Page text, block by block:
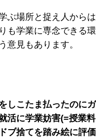
ぶ場所と捉え人から
も学業に専念できる環
意見もあります。
しこたま払ったのに
活に学業妨害(=授業
ブ捨てを踏み絵に評